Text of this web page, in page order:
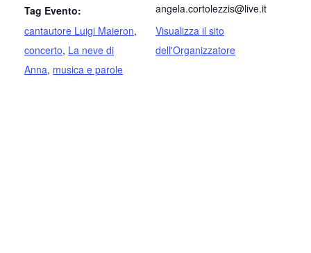
Tag Evento:
cantautore Luigi Maieron,
concerto, La neve di
Anna, musica e parole
angela.cortolezzis@live.it
Visualizza il sito
dell'Organizzatore